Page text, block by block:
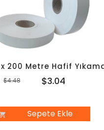
$3.04
$4.48
Sepete Ekle